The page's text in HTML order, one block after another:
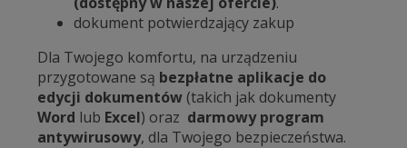
dokument potwierdzający zakup
Dla Twojego komfortu, na urządzeniu
przygotowane są bezpłatne aplikacje do
edycji dokumentów (takich jak dokumenty
Word lub Excel) oraz darmowy program
antywirusowy, dla Twojego bezpieczeństwa.